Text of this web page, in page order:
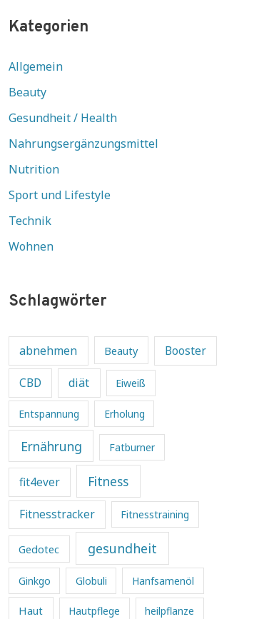
Kategorien
Allgemein
Beauty
Gesundheit / Health
Nahrungsergänzungsmittel
Nutrition
Sport und Lifestyle
Technik
Wohnen
Schlagwörter
abnehmen Beauty Booster
CBD diät Eiweiß
Entspannung Erholung
Ernährung Fatburner
fit4ever Fitness
Fitnesstracker Fitnesstraining
Gedotec gesundheit
Ginkgo Globuli Hanfsamenöl
Haut Hautpflege heilpflanze